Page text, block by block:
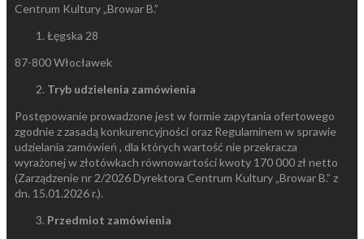
Centrum Kultury „Browar B.”
Łęgska 28
87-800 Włocławek
Tryb udzielenia zamówienia
Postępowanie prowadzone jest w formie zapytania ofertowego
zgodnie z zasadą konkurencyjności oraz Regulaminem w sprawie
udzielania zamówień , dla których wartość nie przekracza
wyrażonej w złotówkach równowartości kwoty 170 000 zł netto
(Zarządzenie nr 2/2026 Dyrektora Centrum Kultury „Browar B.” z
dn. 15.01.2026 r.).
Przedmiot zamówienia